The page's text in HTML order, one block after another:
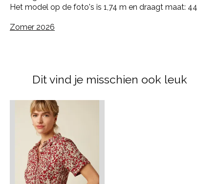
Het model op de foto's is 1,74 m en draagt maat: 44
Zomer 2026
Dit vind je misschien ook leuk
Items van productcarrousel